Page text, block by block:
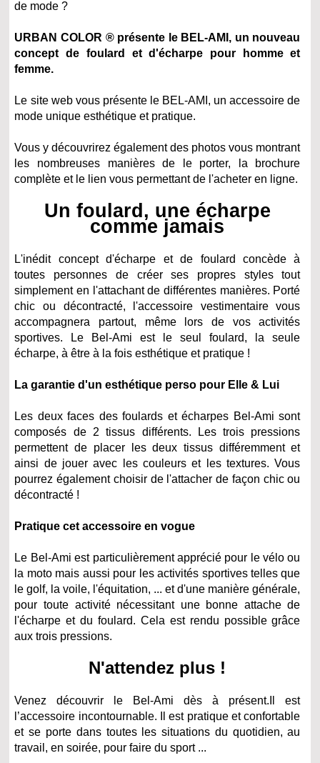
de mode ?
URBAN COLOR ® présente le BEL-AMI, un nouveau
concept de foulard et d'écharpe pour homme et
femme.
Le site web vous présente le BEL-AMI, un accessoire de
mode unique esthétique et pratique.
Vous y découvrirez également des photos vous montrant
les nombreuses manières de le porter, la brochure
complète et le lien vous permettant de l'acheter en ligne.
Un foulard, une écharpe
comme jamais
L'inédit concept d'écharpe et de foulard concède à
toutes personnes de créer ses propres styles tout
simplement en l'attachant de différentes manières. Porté
chic ou décontracté, l'accessoire vestimentaire vous
accompagnera partout, même lors de vos activités
sportives. Le Bel-Ami est le seul foulard, la seule
écharpe, à être à la fois esthétique et pratique !
La garantie d'un esthétique perso pour Elle & Lui
Les deux faces des foulards et écharpes Bel-Ami sont
composés de 2 tissus différents. Les trois pressions
permettent de placer les deux tissus différemment et
ainsi de jouer avec les couleurs et les textures. Vous
pourrez également choisir de l'attacher de façon chic ou
décontracté !
Pratique cet accessoire en vogue
Le Bel-Ami est particulièrement apprécié pour le vélo ou
la moto mais aussi pour les activités sportives telles que
le golf, la voile, l'équitation, ... et d'une manière générale,
pour toute activité nécessitant une bonne attache de
l'écharpe et du foulard. Cela est rendu possible grâce
aux trois pressions.
N'attendez plus !
Venez découvrir le Bel-Ami dès à présent. Il est
l’accessoire incontournable. Il est pratique et confortable
et se porte dans toutes les situations du quotidien, au
travail, en soirée, pour faire du sport ...